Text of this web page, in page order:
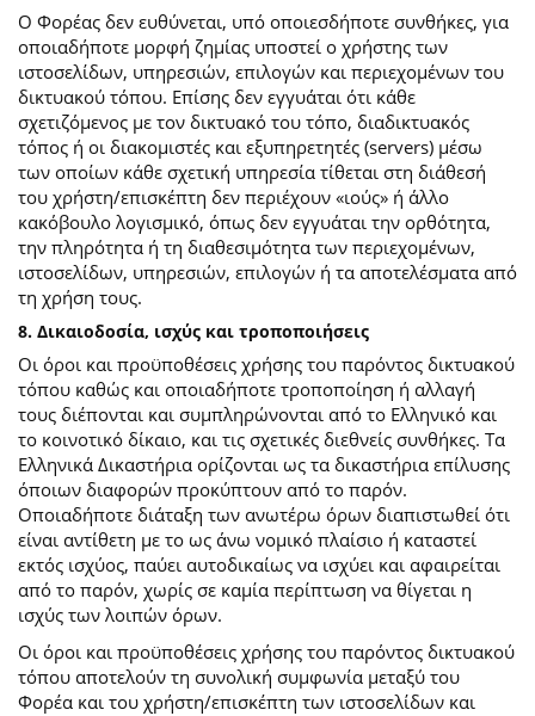
Ο Φορέας δεν ευθύνεται, υπό οποιεσδήποτε συνθήκες, για
οποιαδήποτε μορφή ζημίας υποστεί ο χρήστης των
ιστοσελίδων, υπηρεσιών, επιλογών και περιεχομένων του
δικτυακού τόπου. Επίσης δεν εγγυάται ότι κάθε
σχετιζόμενος με τον δικτυακό του τόπο, διαδικτυακός
τόπος ή οι διακομιστές και εξυπηρετητές (servers) μέσω
των οποίων κάθε σχετική υπηρεσία τίθεται στη διάθεσή
του χρήστη/επισκέπτη δεν περιέχουν «ιούς» ή άλλο
κακόβουλο λογισμικό, όπως δεν εγγυάται την ορθότητα,
την πληρότητα ή τη διαθεσιμότητα των περιεχομένων,
ιστοσελίδων, υπηρεσιών, επιλογών ή τα αποτελέσματα από
τη χρήση τους.
8. Δικαιοδοσία, ισχύς και τροποποιήσεις
Οι όροι και προϋποθέσεις χρήσης του παρόντος δικτυακού
τόπου καθώς και οποιαδήποτε τροποποίηση ή αλλαγή
τους διέπονται και συμπληρώνονται από το Ελληνικό και
το κοινοτικό δίκαιο, και τις σχετικές διεθνείς συνθήκες. Τα
Ελληνικά Δικαστήρια ορίζονται ως τα δικαστήρια επίλυσης
όποιων διαφορών προκύπτουν από το παρόν.
Οποιαδήποτε διάταξη των ανωτέρω όρων διαπιστωθεί ότι
είναι αντίθετη με το ως άνω νομικό πλαίσιο ή καταστεί
εκτός ισχύος, παύει αυτοδικαίως να ισχύει και αφαιρείται
από το παρόν, χωρίς σε καμία περίπτωση να θίγεται η
ισχύς των λοιπών όρων.
Οι όροι και προϋποθέσεις χρήσης του παρόντος δικτυακού
τόπου αποτελούν τη συνολική συμφωνία μεταξύ του
Φορέα και του χρήστη/επισκέπτη των ιστοσελίδων και